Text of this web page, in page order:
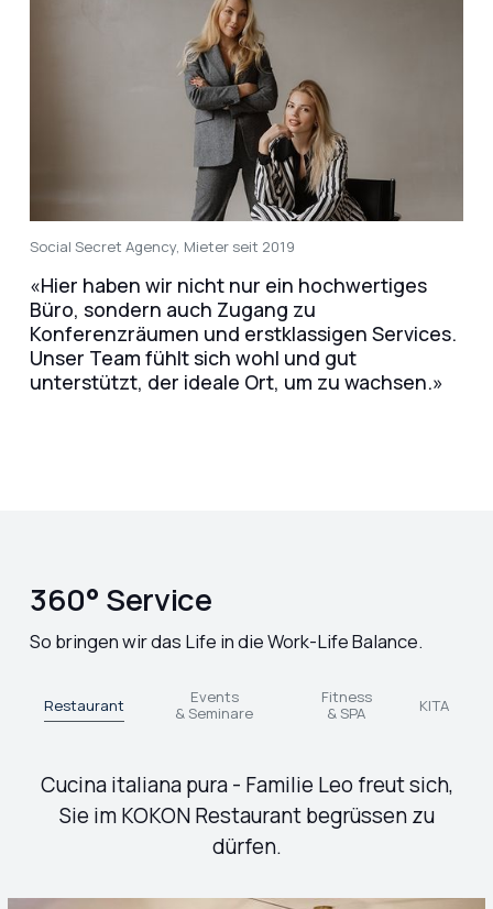
Social Secret Agency, Mieter seit 2019
«Hier haben wir nicht nur ein hochwertiges
Büro, sondern auch Zugang zu
Konferenzräumen und erstklassigen Services.
Unser Team fühlt sich wohl und gut
unterstützt, der ideale Ort, um zu wachsen.»
360° Service
So bringen wir das Life in die Work-Life Balance.
Restaurant
Events
& Seminare
Fitness
& SPA
KITA
Cucina italiana pura - Familie Leo freut sich,
Sie im KOKON Restaurant begrüssen zu
dürfen.